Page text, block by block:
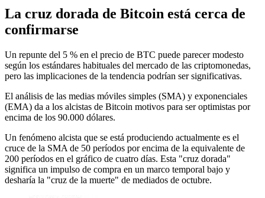
La cruz dorada de Bitcoin está cerca de
confirmarse
Un repunte del 5 % en el precio de BTC puede parecer modesto
según los estándares habituales del mercado de las criptomonedas,
pero las implicaciones de la tendencia podrían ser significativas.
El análisis de las medias móviles simples (SMA) y exponenciales
(EMA) da a los alcistas de Bitcoin motivos para ser optimistas por
encima de los 90.000 dólares.
Un fenómeno alcista que se está produciendo actualmente es el
cruce de la SMA de 50 períodos por encima de la equivalente de
200 períodos en el gráfico de cuatro días. Esta "cruz dorada"
significa un impulso de compra en un marco temporal bajo y
desharía la "cruz de la muerte" de mediados de octubre.